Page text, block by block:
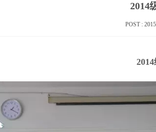
2014
POST :